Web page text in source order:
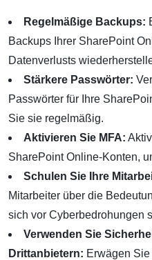
Regelmäßige Backups:
Backups Ihrer SharePoint
Datenverlusts
Stärkere Passwörter:
Passwörter für Ihre
Sie sie regelmäßig.
Aktivieren Sie MFA:
SharePoint Online-Konten,
Schulen Sie Ihre
Mitarbeiter über die
sich vor Cyberbedrohungen
Verwenden Sie
Drittanbietern: Erwägen